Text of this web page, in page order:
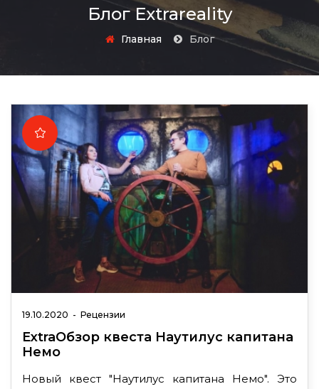
Блог Extrareality
Главная Блог
19.10.2020 - Рецензии
ExtraОбзор квеста Наутилус капитана
Немо
Новый квест "Наутилус капитана Немо". Это